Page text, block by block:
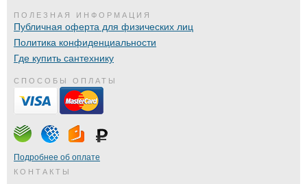
ПОЛЕЗНАЯ ИНФОРМАЦИЯ
Публичная оферта для физических лиц
Политика конфиденциальности
Где купить сантехнику
СПОСОБЫ ОПЛАТЫ
Подробнее об оплате
КОНТАКТЫ